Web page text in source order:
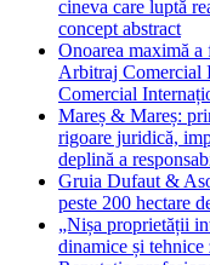
cineva care luptă
concept abstract
Onoarea maximă a
Arbitraj Comercial
Comercial
Mareș & Mareș:
rigoare juridică,
deplină a
Gruia Dufaut &
peste 200 hectare
„Nișa proprietății
dinamice și